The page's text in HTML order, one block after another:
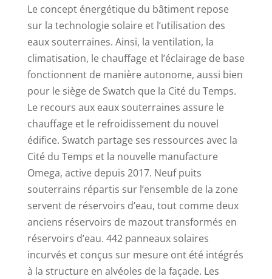
Le concept énergétique du bâtiment repose
sur la technologie solaire et l’utilisation des
eaux souterraines. Ainsi, la ventilation, la
climatisation, le chauffage et l’éclairage de base
fonctionnent de manière autonome, aussi bien
pour le siège de Swatch que la Cité du Temps.
Le recours aux eaux souterraines assure le
chauffage et le refroidissement du nouvel
édifice. Swatch partage ses ressources avec la
Cité du Temps et la nouvelle manufacture
Omega, active depuis 2017. Neuf puits
souterrains répartis sur l’ensemble de la zone
servent de réservoirs d’eau, tout comme deux
anciens réservoirs de mazout transformés en
réservoirs d’eau. 442 panneaux solaires
incurvés et conçus sur mesure ont été intégrés
à la structure en alvéoles de la façade. Les